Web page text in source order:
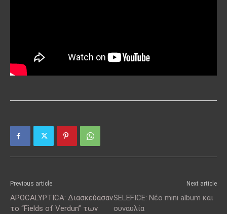
Previous article
APOCALYPTICA: Διασκεύασαν
το “Fields of Verdun” των
Next article
SELEFICE: Νέο mini album και
συναυλία